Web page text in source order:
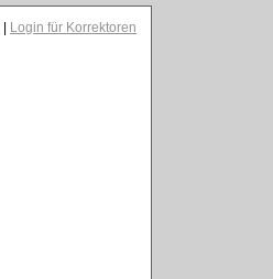
Login für Korrektoren